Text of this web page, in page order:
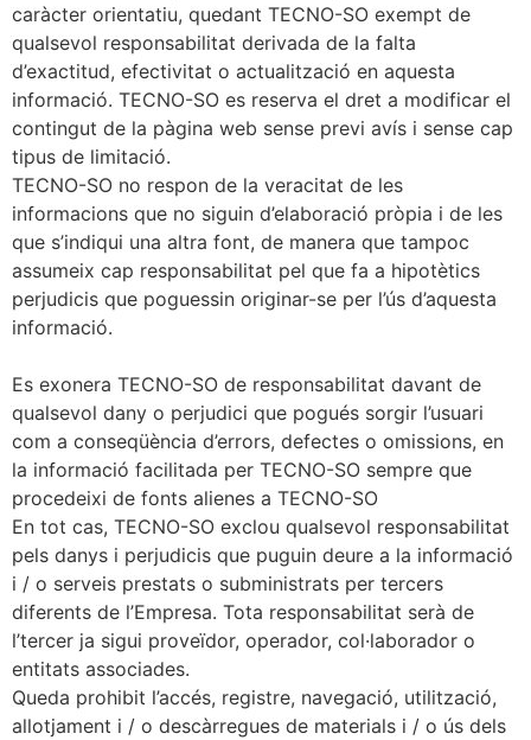
caràcter orientatiu, quedant TECNO-SO exempt de
qualsevol responsabilitat derivada de la falta
d’exactitud, efectivitat o actualització en aquesta
informació. TECNO-SO es reserva el dret a modificar el
contingut de la pàgina web sense previ avís i sense cap
tipus de limitació.
TECNO-SO no respon de la veracitat de les
informacions que no siguin d’elaboració pròpia i de les
que s’indiqui una altra font, de manera que tampoc
assumeix cap responsabilitat pel que fa a hipotètics
perjudicis que poguessin originar-se per l’ús d’aquesta
informació.
Es exonera TECNO-SO de responsabilitat davant de
qualsevol dany o perjudici que pogués sorgir l’usuari
com a conseqüència d’errors, defectes o omissions, en
la informació facilitada per TECNO-SO sempre que
procedeixi de fonts alienes a TECNO-SO
En tot cas, TECNO-SO exclou qualsevol responsabilitat
pels danys i perjudicis que puguin deure a la informació
i / o serveis prestats o subministrats per tercers
diferents de l’Empresa. Tota responsabilitat serà de
l’tercer ja sigui proveïdor, operador, col·laborador o
entitats associades.
Queda prohibit l’accés, registre, navegació, utilització,
allotjament i / o descàrregues de materials i / o ús dels